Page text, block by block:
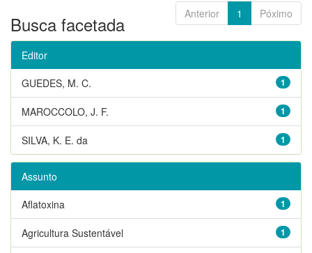
Anterior 1 Póximo
Busca facetada
Editor
1
GUEDES, M. C.
1
MAROCCOLO, J. F.
1
SILVA, K. E. da
Assunto
1
Aflatoxina
1
Agricultura Sustentável